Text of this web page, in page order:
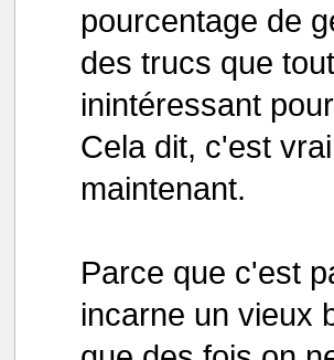
pourcentage de
des trucs que
inintéressant
Cela dit, c'est
maintenant.
Parce que c'est
incarne un vieux